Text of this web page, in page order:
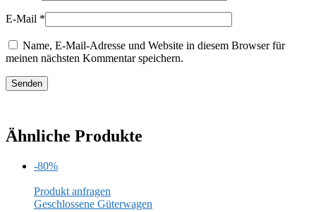
E-Mail *
Name, E-Mail-Adresse und Website in diesem Browser für
meinen nächsten Kommentar speichern.
Ähnliche Produkte
-80%
Produkt anfragen
Geschlossene Güterwagen